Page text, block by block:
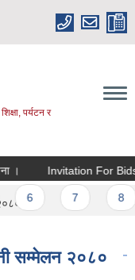
पर्यटन र
Invitation For Bids ॥
7 8 9
सम्मेलन २०८०